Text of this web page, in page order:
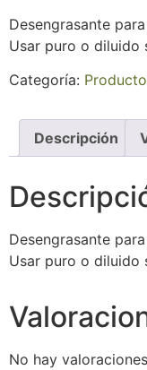
Desengrasante
Usar puro o diluido
Categoría:
Descripción
Desengrasante
Usar puro o diluido
No hay